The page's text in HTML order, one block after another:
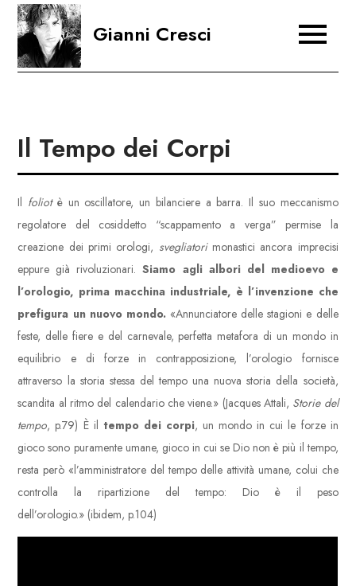
Skip
content
Gianni Cresci
Il Tempo dei Corpi
Il foliotè un oscillatore, un bilanciere a barra. Il suo meccanismo
regolatore del cosiddetto “scappamento a verga” permise la
creazione dei primi orologi, svegliatorimonastici ancora imprecisi
eppure già rivoluzionari.Siamo agli albori del medioevo e
l’orologio, prima macchina industriale, è l’invenzione che
prefigura un nuovo mondo. «Annunciatore delle stagioni e delle
feste, delle fiere e del carnevale, perfetta metafora di un mondo in
equilibrio e di forze in contrapposizione, l’orologio fornisce
attraverso la storia stessa del tempo una nuova storia della società,
scandita al ritmo del calendario che viene.» (Jacques Attali, Storie del
tempo, p.79) È il tempo dei corpi, un mondo in cui le forze in
gioco sono puramente umane, gioco in cui se Dio non è più il tempo,
resta però «l’amministratore del tempo delle attività umane, colui che
controlla la ripartizione del tempo: Dio è il peso
dell’orologio.» (ibidem, p.104)